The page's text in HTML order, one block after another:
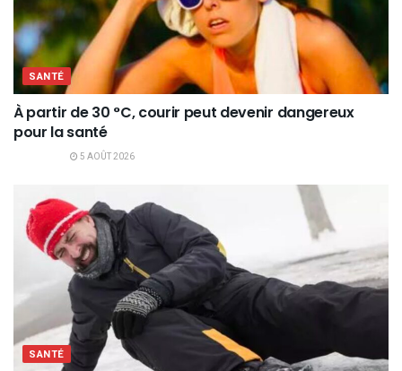
SANTÉ
À partir de 30 °C, courir peut devenir dangereux
pour la santé
5 AOÛT 2026
SANTÉ